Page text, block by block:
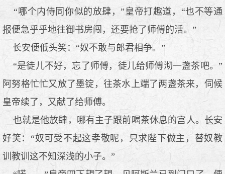
“哪个内侍同你似的放肆，”皇帝打趣道，“也不等通
报便急乎乎地往御书房闯，还要抢了师傅的活。”
长安便低头笑：“奴不敢与郎君相争。”
“是徒儿不好，忘了师傅，徒儿给师傅沏一盏茶吧。”
阿努格忙忙又放了墨锭，往茶水上端了两盏茶来，伺候
皇帝续了，又献了给师傅。
也就是他放肆，哪有主子跟前喝茶休息的宫人。长安
好笑：“奴可受不起这孝敬呢，只求陛下做主，替奴教
训教训这不知深浅的小子。”